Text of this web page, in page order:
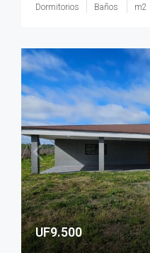
Dormitorios Baños m2
UF9.500